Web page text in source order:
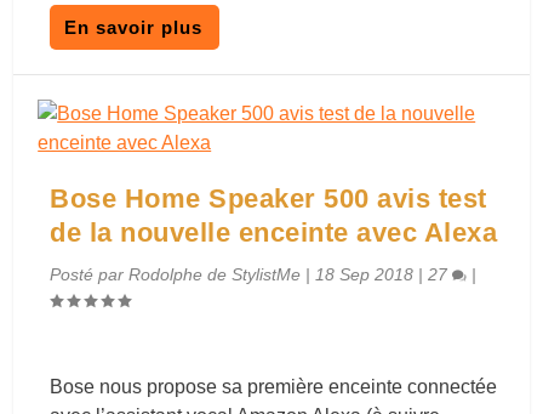
En savoir plus
Bose Home Speaker 500 avis test
de la nouvelle enceinte avec Alexa
Posté parRodolphe de StylistMe |18 Sep 2018 |27 |
Bose nous propose sa première enceinte connectée